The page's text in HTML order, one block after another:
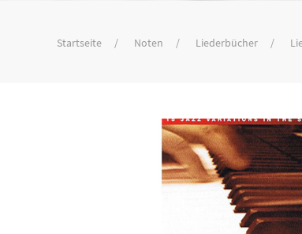
Startseite Noten Liederbücher